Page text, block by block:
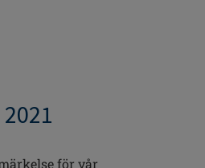
2021
för vår